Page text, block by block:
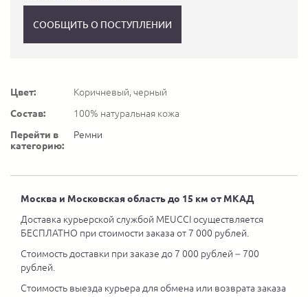
СООБЩИТЬ О ПОСТУПЛЕНИИ
Цвет:
Коричневый, черный
Состав:
100% натуральная кожа
Перейти в
категорию:
Ремни
Москва и Московская область до 15 км от МКАД
Доставка курьерской службой MEUCCI осуществляется
БЕСПЛАТНО при стоимости заказа от 7 000 рублей.
Стоимость доставки при заказе до 7 000 рублей – 700
рублей.
Стоимость выезда курьера для обмена или возврата заказа